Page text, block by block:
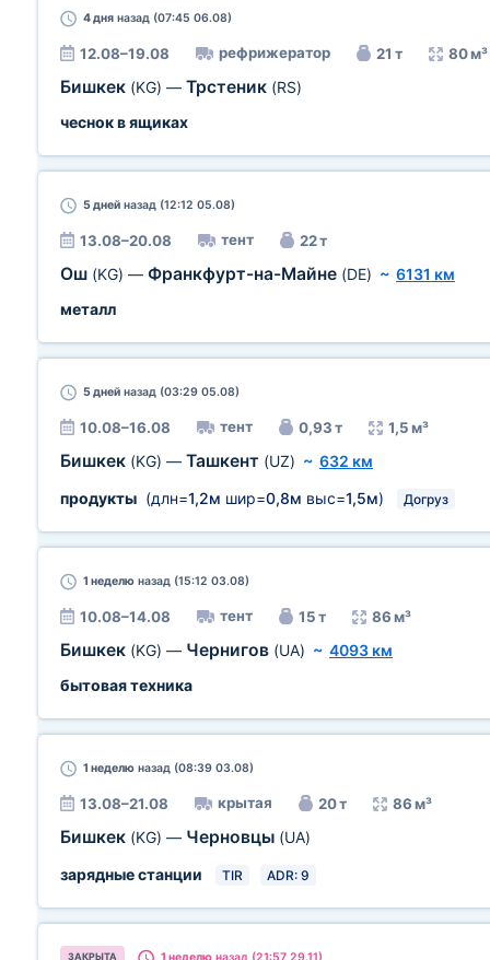
4 дня назад (07:45 06.08)
12.08–19.08 рефрижератор 21 т 80 м³
Бишкек (KG) — Трстеник (RS)
чеснок в ящиках
5 дней назад (12:12 05.08)
13.08–20.08 тент 22 т
Ош (KG) — Франкфурт-на-Майне (DE) ~ 6131 км
металл
5 дней назад (03:29 05.08)
10.08–16.08 тент 0,93 т 1,5 м³
Бишкек (KG) — Ташкент (UZ) ~ 632 км
продукты (длн=1,2м шир=0,8м выс=1,5м) Догруз
1 неделю назад (15:12 03.08)
10.08–14.08 тент 15 т 86 м³
Бишкек (KG) — Чернигов (UA) ~ 4093 км
бытовая техника
1 неделю назад (08:39 03.08)
13.08–21.08 крытая 20 т 86 м³
Бишкек (KG) — Черновцы (UA)
зарядные станции
TIR ADR: 9
ЗАКРЫТА